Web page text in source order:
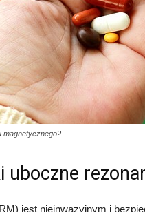
magnetycznego?
uboczne
jest nieinwazyjnym i